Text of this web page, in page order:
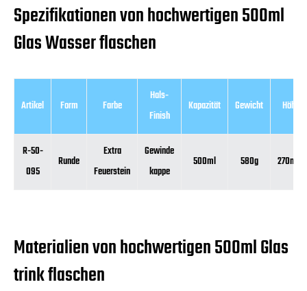
Spezifikationen von hochwertigen 500ml
Glas Wasser flaschen
Artikel Form Farbe
Hals-
Finish
Kapazität Gewicht Höhe
R-50-
095
Runde
Extra
Feuerstein
Gewinde
kappe
500ml 580g 270mm
Materialien von hochwertigen 500ml Glas
trink flaschen